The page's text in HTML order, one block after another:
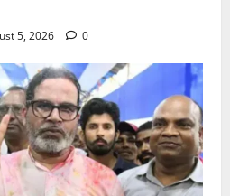
5, 2026 0